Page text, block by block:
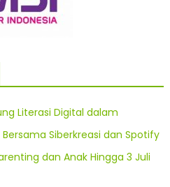
Literasi Digital dalam
Siberkreasi dan Spotify
dan Anak Hingga 3 Juli